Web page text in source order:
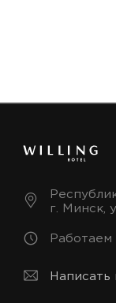
г. Минск,
Работаем
Написать